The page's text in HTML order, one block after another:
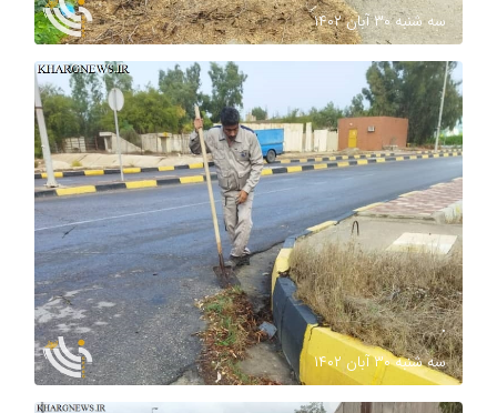
سه شنبه ۳۰ آبان ۱۴۰۲
.
سه شنبه ۳۰ آبان ۱۴۰۲